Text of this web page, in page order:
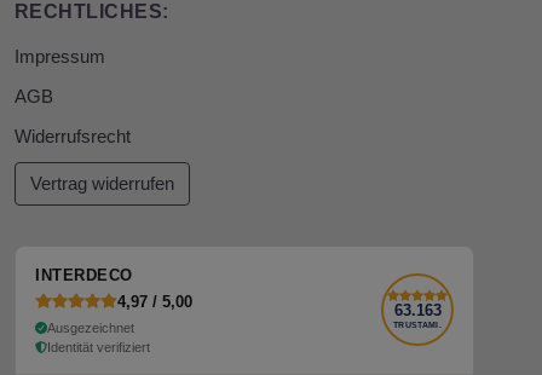
RECHTLICHES:
Impressum
AGB
Widerrufsrecht
Vertrag widerrufen
INTERDECO
4,97 / 5,00
Ausgezeichnet
Identität verifiziert
63.163
TRUSTAMI.